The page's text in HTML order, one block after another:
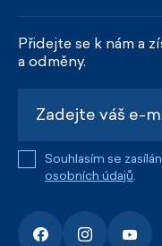
Přidejte se k nám a
a odměny.
Souhlasím se
osobních údajů.